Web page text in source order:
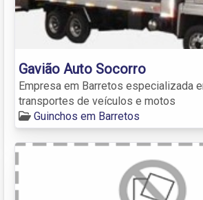
Gavião Auto Socorro
Empresa em Barretos especializada
transportes de veículos e motos
Guinchos em Barretos